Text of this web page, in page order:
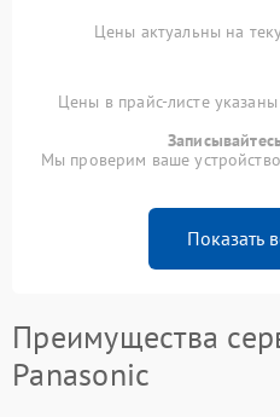
Цены актуальны на
Цены в прайс-листе
Мы проверим ваше
Показать
Преимущества
Panasonic